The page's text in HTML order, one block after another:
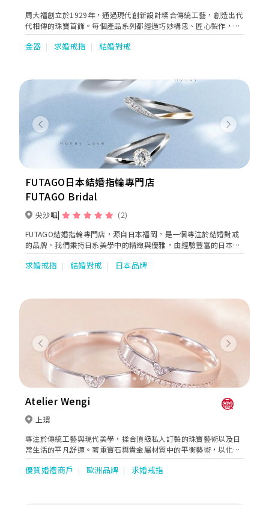
周大福創立於1929年，通過現代創新設計糅合傳統工藝，創造出代
代相傳的珠寶首飾。每個產品系列都經過巧妙構思、匠心製作，旨
在述說不同顧客的故事，慶祝他們生命中每個特別時刻，陪伴每一
代的顧客一同成長。
金器 求婚戒指 結婚對戒
Previous Next
FUTAGO日本結婚指輪專門店
FUTAGO Bridal
尖沙咀
(2)
FUTAGO結婚指輪專門店，源自日本福岡，是一個專注於結婚對戒
的品牌。我們秉持日系美學中的精緻與優雅，由經驗豐富的日本工
匠親手打造每一對專屬於戀人的婚戒。 在FUTAGO，每一枚戒指，
都是設計、工藝與品質三者完美融合的結晶。我們堅持採用內圓設
的極致執著與對真愛的敬意。 如有需要，可透過WeVow或
求婚戒指 結婚對戒 日本品牌
Previous Next
Atelier Wengi
上環
專注於傳統工藝與現代美學，揉合頂級私人訂製的珠寶藝術以及日
常生活的平凡舒適。著重寶石與貴金屬材質中的平衡藝術，以化繁
為簡的角度呈現珠寶的樣貌，用珠寶道出每一故事。
優質婚禮商戶 歐洲品牌 求婚戒指